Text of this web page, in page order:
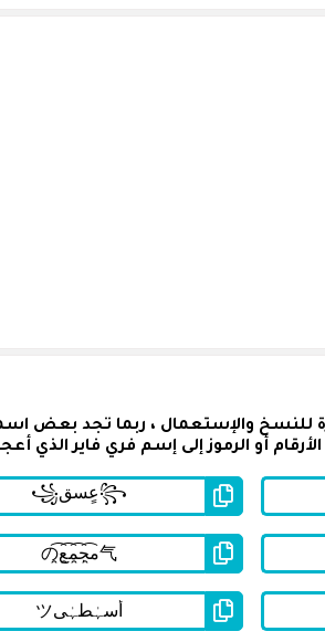
للنسخ والإستعمال ، ربما تجد بعض
أو الرموز إلى إسم فري فاير الذي